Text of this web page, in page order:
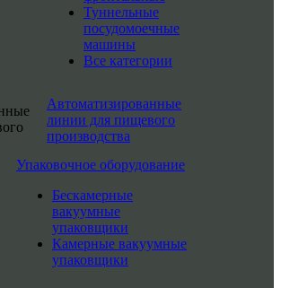
Туннельные
посудомоечные
машины
Все категории
Автоматизированные
линии для пищевого
производства
Упаковочное оборудование
Бескамерные
вакуумные
упаковщики
Камерные вакуумные
упаковщики